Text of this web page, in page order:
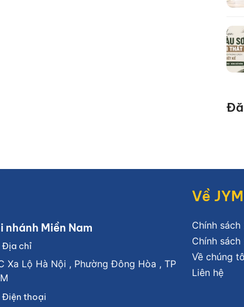
nhánh Miền Nam
Địa chỉ
Xa Lộ Hà Nội , Phường Đông Hòa , TP
Điện thoại
Về
Chính sách
Chính
Về chúng
Liên hệ